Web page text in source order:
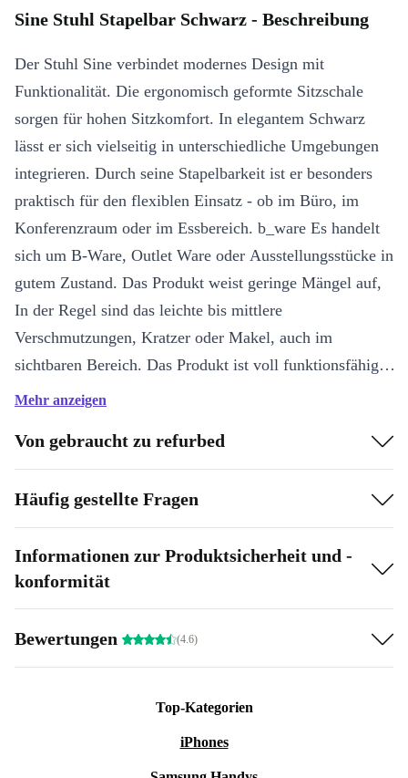
Sine Stuhl Stapelbar Schwarz - Beschreibung
Der Stuhl Sine verbindet modernes Design mit
Funktionalität. Die ergonomisch geformte Sitzschale
sorgen für hohen Sitzkomfort. In elegantem Schwarz
lässt er sich vielseitig in unterschiedliche Umgebungen
integrieren. Durch seine Stapelbarkeit ist er besonders
praktisch für den flexiblen Einsatz - ob im Büro, im
Konferenzraum oder im Essbereich. b_ware Es handelt
sich um B-Ware, Outlet Ware oder Ausstellungsstücke in
gutem Zustand. Das Produkt weist geringe Mängel auf,
In der Regel sind das leichte bis mittlere
Verschmutzungen, Kratzer oder Makel, auch im
sichtbaren Bereich. Das Produkt ist voll funktionsfähig.
Der Stuhl weist stellenweise Macken auf. Bitte beachte
Mehr anzeigen
Von gebraucht zu refurbed
Häufig gestellte Fragen
Informationen zur Produktsicherheit und -
konformität
Bewertungen (4.6)
Top-Kategorien
iPhones